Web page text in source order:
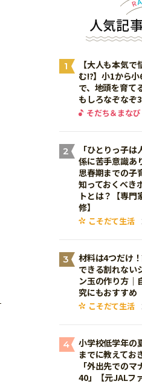
人気記
1
【大人も本気で
む!?】小1から小
で、地頭を育て
もしろなぞなぞ
そだち＆まなび
2
「ひとりっ子は
係に苦手意識あ
思春期までの子
知っておくべき
トとは？【専門
修】
こそだて生活
3
材料は4つだけ
できる割れない
ン玉の作り方｜
究にもおすすめ
こそだて生活
4
小学校低学年の
までに教えてお
「外出先でのマ
40」【元JALフ